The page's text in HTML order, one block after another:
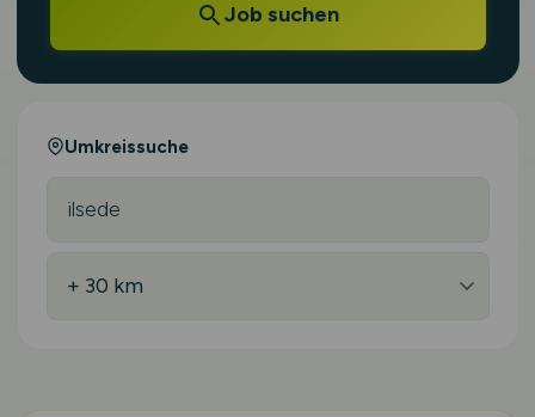
Job suchen
Umkreissuche